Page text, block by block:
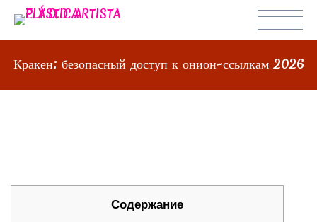
Кракен: безопасный доступ к онион-ссылкам 2026
Содержание